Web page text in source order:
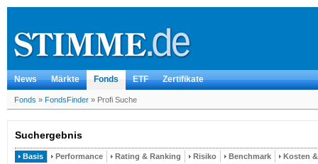
News Märkte Fonds ETF Zertifikate
Fonds » FondsFinder » Profi Suche
Suchergebnis
Basis Performance Rating & Ranking Risiko Benchmark Kosten